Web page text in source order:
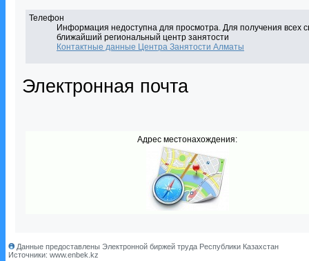
Телефон
Информация недоступна для просмотра. Для получения всех
ближайший региональный центр занятости
Контактные данные Центра Занятости Алматы
Электронная почта
Адрес местонахождения:
Данные предоставлены Электронной биржей труда Республики Казахстан
Источники: www.enbek.kz